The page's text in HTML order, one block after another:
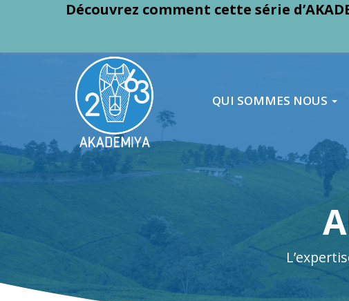
Découvrez comment cette série
QUI SOMMES NOUS